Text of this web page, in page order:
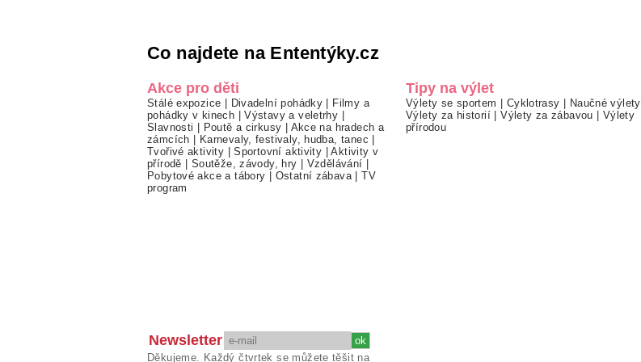
Co najdete na Ententýky.cz
Akce pro děti
Stálé expozice | Divadelní pohádky | Filmy a
pohádky v kinech |Výstavy a veletrhy |
Slavnosti | Poutě a cirkusy | Akce na hradech a
zámcích | Karnevaly, festivaly, hudba, tanec |
Tvořivé aktivity |Sportovní aktivity |Aktivity v
přírodě | Soutěže, závody, hry | Vzdělávání |
Pobytové akce a tábory | Ostatní zábava |TV
program
Tipy na výlet
Výlety se sportem | Cyklotrasy | Naučné výlety
Výlety za historií |Výlety za zábavou | Výlety
přírodou
Newsletter
Děkujeme. Každý čtvrtek se můžete těšit na